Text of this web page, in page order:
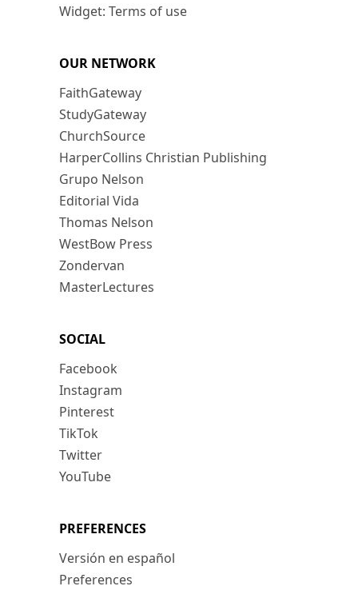
Widget: Terms of use
OUR NETWORK
FaithGateway
StudyGateway
ChurchSource
HarperCollins Christian Publishing
Grupo Nelson
Editorial Vida
Thomas Nelson
WestBow Press
Zondervan
MasterLectures
SOCIAL
Facebook
Instagram
Pinterest
TikTok
Twitter
YouTube
PREFERENCES
Versión en español
Preferences